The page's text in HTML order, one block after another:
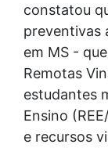
constatou
preventivas
em MS -
Remotas
estudantes
Ensino
e recursos